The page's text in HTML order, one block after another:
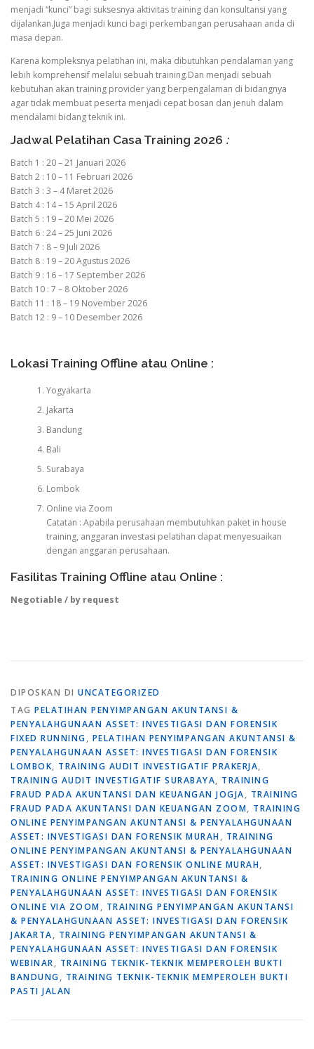
menjadi “kunci” bagi suksesnya aktivitas training dan konsultansi yang
dijalankan.Juga menjadi kunci bagi perkembangan perusahaan anda di
masa depan.
Karena kompleksnya pelatihan ini, maka dibutuhkan pendalaman yang
lebih komprehensif melalui sebuah training.Dan menjadi sebuah
kebutuhan akan training provider yang berpengalaman di bidangnya
agar tidak membuat peserta menjadi cepat bosan dan jenuh dalam
mendalami bidang teknik ini.
Jadwal Pelatihan Casa Training 2026 :
Batch 1 : 20 – 21 Januari 2026
Batch 2 : 10 – 11 Februari 2026
Batch 3 : 3 – 4 Maret 2026
Batch 4 : 14 – 15 April 2026
Batch 5 : 19 – 20 Mei 2026
Batch 6 : 24 – 25 Juni 2026
Batch 7 : 8 – 9 Juli 2026
Batch 8 : 19 – 20 Agustus 2026
Batch 9 : 16 – 17 September 2026
Batch 10 : 7 – 8 Oktober 2026
Batch 11 : 18 – 19 November 2026
Batch 12 : 9 – 10 Desember 2026
Lokasi Training Offline atau Online :
Yogyakarta
Jakarta
Bandung
Bali
Surabaya
Lombok
Online via Zoom
Catatan : Apabila perusahaan membutuhkan paket in house
training, anggaran investasi pelatihan dapat menyesuaikan
dengan anggaran perusahaan.
Fasilitas Training Offline atau Online :
Negotiable / by request
DIPOSKAN DI UNCATEGORIZED
TAG PELATIHAN PENYIMPANGAN AKUNTANSI &
PENYALAHGUNAAN ASSET: INVESTIGASI DAN FORENSIK
FIXED RUNNING, PELATIHAN PENYIMPANGAN AKUNTANSI &
PENYALAHGUNAAN ASSET: INVESTIGASI DAN FORENSIK
LOMBOK, TRAINING AUDIT INVESTIGATIF PRAKERJA,
TRAINING AUDIT INVESTIGATIF SURABAYA, TRAINING
FRAUD PADA AKUNTANSI DAN KEUANGAN JOGJA, TRAINING
FRAUD PADA AKUNTANSI DAN KEUANGAN ZOOM, TRAINING
ONLINE PENYIMPANGAN AKUNTANSI & PENYALAHGUNAAN
ASSET: INVESTIGASI DAN FORENSIK MURAH, TRAINING
ONLINE PENYIMPANGAN AKUNTANSI & PENYALAHGUNAAN
ASSET: INVESTIGASI DAN FORENSIK ONLINE MURAH,
TRAINING ONLINE PENYIMPANGAN AKUNTANSI &
PENYALAHGUNAAN ASSET: INVESTIGASI DAN FORENSIK
ONLINE VIA ZOOM, TRAINING PENYIMPANGAN AKUNTANSI
& PENYALAHGUNAAN ASSET: INVESTIGASI DAN FORENSIK
JAKARTA, TRAINING PENYIMPANGAN AKUNTANSI &
PENYALAHGUNAAN ASSET: INVESTIGASI DAN FORENSIK
WEBINAR, TRAINING TEKNIK-TEKNIK MEMPEROLEH BUKTI
BANDUNG, TRAINING TEKNIK-TEKNIK MEMPEROLEH BUKTI
PASTI JALAN